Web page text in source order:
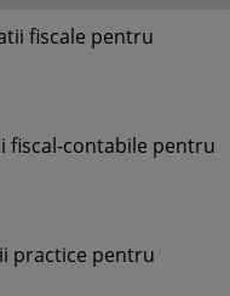
fiscale pentru
fiscal-contabile pentru
practice pentru